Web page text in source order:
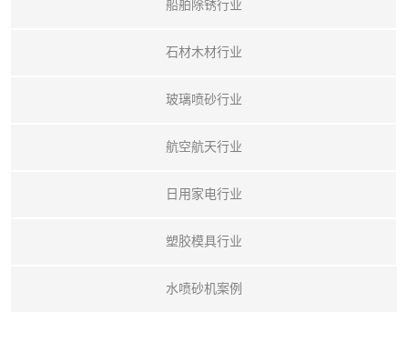
船舶除锈行业
石材木材行业
玻璃喷砂行业
航空航天行业
日用家电行业
塑胶模具行业
水喷砂机案例